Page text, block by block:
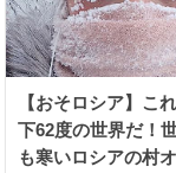
【おそロシア】こ
下62度の世界だ！
も寒いロシアの村